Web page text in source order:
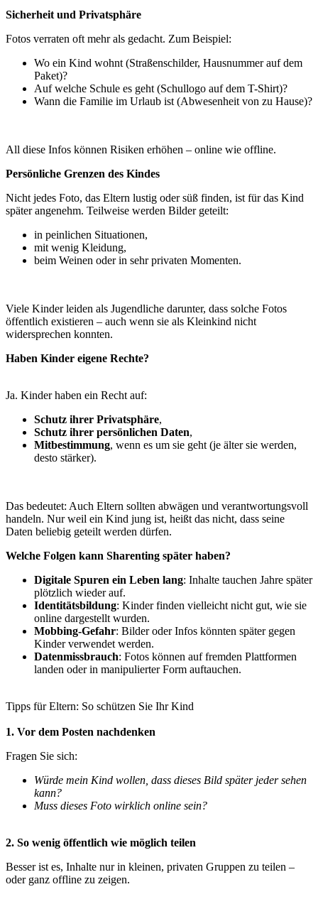
Sicherheit und Privatsphäre
Fotos verraten oft mehr als gedacht. Zum Beispiel:
Wo ein Kind wohnt (Straßenschilder, Hausnummer auf dem
Paket)?
Auf welche Schule es geht (Schullogo auf dem T-Shirt)?
Wann die Familie im Urlaub ist (Abwesenheit von zu Hause)?
All diese Infos können Risiken erhöhen – online wie offline.
Persönliche Grenzen des Kindes
Nicht jedes Foto, das Eltern lustig oder süß finden, ist für das Kind
später angenehm. Teilweise werden Bilder geteilt:
in peinlichen Situationen,
mit wenig Kleidung,
beim Weinen oder in sehr privaten Momenten.
Viele Kinder leiden als Jugendliche darunter, dass solche Fotos
öffentlich existieren – auch wenn sie als Kleinkind nicht
widersprechen konnten.
Haben Kinder eigene Rechte?
Ja. Kinder haben ein Recht auf:
Schutz ihrer Privatsphäre,
Schutz ihrer persönlichen Daten,
Mitbestimmung, wenn es um sie geht (je älter sie werden,
desto stärker).
Das bedeutet: Auch Eltern sollten abwägen und verantwortungsvoll
handeln. Nur weil ein Kind jung ist, heißt das nicht, dass seine
Daten beliebig geteilt werden dürfen.
Welche Folgen kann Sharenting später haben?
Digitale Spuren ein Leben lang: Inhalte tauchen Jahre später
plötzlich wieder auf.
Identitätsbildung: Kinder finden vielleicht nicht gut, wie sie
online dargestellt wurden.
Mobbing-Gefahr: Bilder oder Infos könnten später gegen
Kinder verwendet werden.
Datenmissbrauch: Fotos können auf fremden Plattformen
landen oder in manipulierter Form auftauchen.
Tipps für Eltern: So schützen Sie Ihr Kind
1. Vor dem Posten nachdenken
Fragen Sie sich:
Würde mein Kind wollen, dass dieses Bild später jeder sehen
kann?
Muss dieses Foto wirklich online sein?
2. So wenig öffentlich wie möglich teilen
Besser ist es, Inhalte nur in kleinen, privaten Gruppen zu teilen –
oder ganz offline zu zeigen.